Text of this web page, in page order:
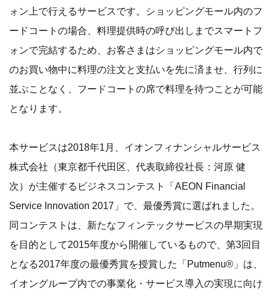
ォン上で行えるサービスです。ショッピングモール内のフ
ードコートの場合、料理提供時の呼び出しまでスマートフ
ォンで完結するため、お客さまはショッピングモール内で
のお買い物中に料理の注文と支払いを先に済ませ、行列に
並ぶことなく、フードコートの席で料理を待つことが可能
となります。
本サービスは2018年1月、イオンフィナンシャルサービス
株式会社（東京都千代田区、代表取締役社長：河原 健
次）が主催するビジネスコンテスト「AEON Financial
Service Innovation 2017」で、最優秀賞に選ばれました。
同コンテストは、新たなフィンテックサービスの早期実現
を目的として2015年度から開催しているもので、第3回目
となる2017年度の最優秀賞を授賞した「Putmenu®」は、
イオングループ内での事業化・サービス導入の実現に向け